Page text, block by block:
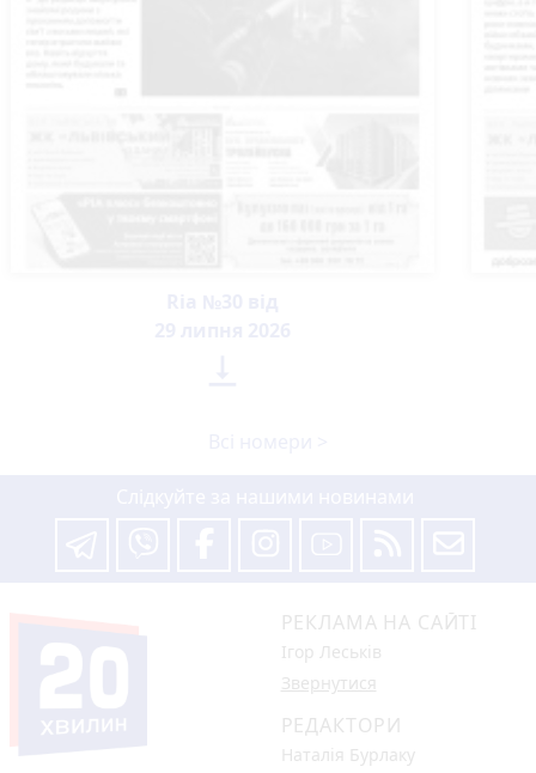
РЕКЛАМА НА САЙТІ
Ігор Леськів
Звернутися
РЕДАКТОРИ
Наталія Бурлаку